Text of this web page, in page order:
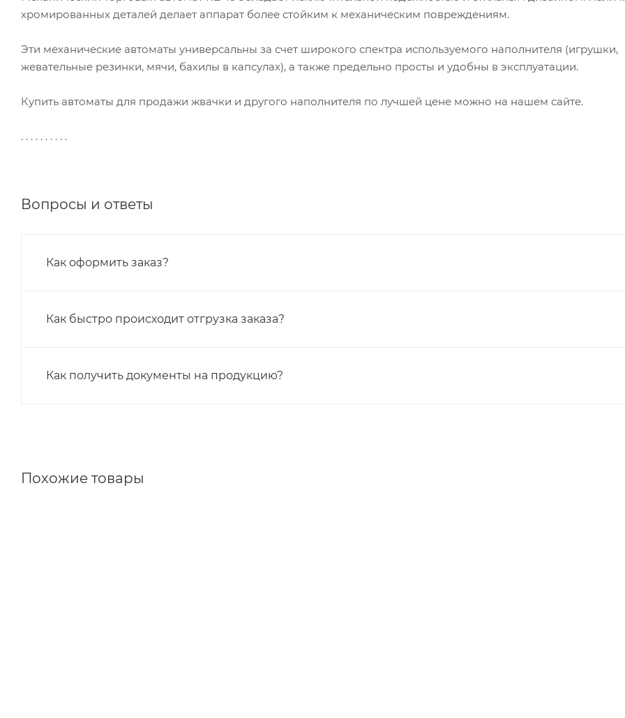
хромированных деталей делает аппарат более стойким к механическим повреждениям.
Эти механические автоматы универсальны за счет широкого спектра используемого наполнителя (игрушки,
жевательные резинки, мячи, бахилы в капсулах), а также предельно просты и удобны в эксплуатации.
Купить автоматы для продажи жвачки и другого наполнителя по лучшей цене можно на нашем сайте.
. . . . . . . . . .
Вопросы и ответы
Как оформить заказ?
Как быстро происходит отгрузка заказа?
Как получить документы на продукцию?
Похожие товары